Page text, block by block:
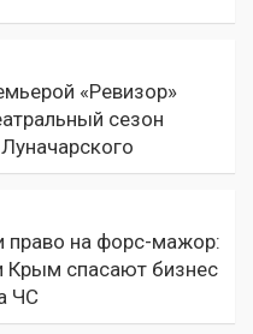
«Ревизор»
сезон
право на форс-мажор:
Крым спасают бизнес
ЧС